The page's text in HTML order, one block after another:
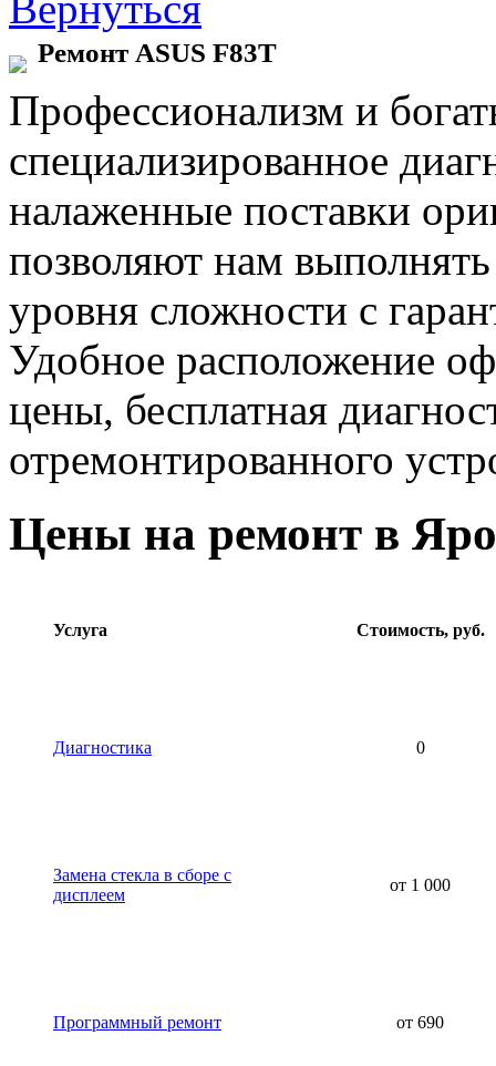
Ремонт ASUS F83T
Профессионализм и
специализированное
налаженные поставки
позволяют нам
уровня сложности с
Удобное расположение
цены, бесплатная
отремонтированного
Цены на ремонт в
Услуга Стоимость, руб.
Диагностика 0
Замена стекла в сборе с
дисплеем
от 1 000
Программный ремонт от 690